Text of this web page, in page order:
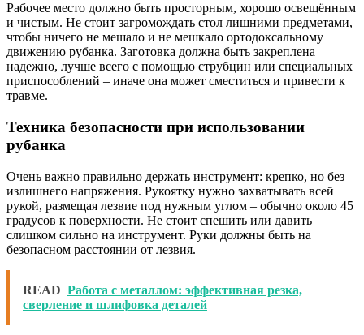
Рабочее место должно быть просторным, хорошо освещённым
и чистым. Не стоит загромождать стол лишними предметами,
чтобы ничего не мешало и не мешкало ортодоксальному
движению рубанка. Заготовка должна быть закреплена
надежно, лучше всего с помощью струбцин или специальных
приспособлений – иначе она может сместиться и привести к
травме.
Техника безопасности при использовании
рубанка
Очень важно правильно держать инструмент: крепко, но без
излишнего напряжения. Рукоятку нужно захватывать всей
рукой, размещая лезвие под нужным углом – обычно около 45
градусов к поверхности. Не стоит спешить или давить
слишком сильно на инструмент. Руки должны быть на
безопасном расстоянии от лезвия.
READ Работа с металлом: эффективная резка,
сверление и шлифовка деталей